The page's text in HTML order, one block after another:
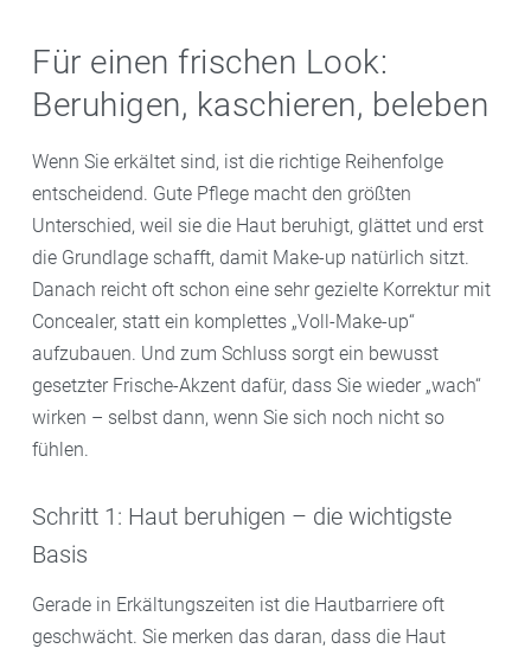
Für einen frischen Look:
Beruhigen, kaschieren, beleben
Wenn Sie erkältet sind, ist die richtige Reihenfolge
entscheidend. Gute Pflege macht den größten
Unterschied, weil sie die Haut beruhigt, glättet und erst
die Grundlage schafft, damit Make-up natürlich sitzt.
Danach reicht oft schon eine sehr gezielte Korrektur mit
Concealer, statt ein komplettes „Voll-Make-up“
aufzubauen. Und zum Schluss sorgt ein bewusst
gesetzter Frische-Akzent dafür, dass Sie wieder „wach“
wirken – selbst dann, wenn Sie sich noch nicht so
fühlen.
Schritt 1: Haut beruhigen – die wichtigste
Basis
Gerade in Erkältungszeiten ist die Hautbarriere oft
geschwächt. Sie merken das daran, dass die Haut